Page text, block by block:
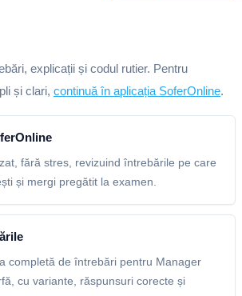
explicații și codul rutier. Pentru
și clari, continuă în aplicația SoferOnline.
fără stres, revizuind întrebările pe care
și mergi pregătit la examen.
completă de întrebări pentru Manager
cu variante, răspunsuri corecte și